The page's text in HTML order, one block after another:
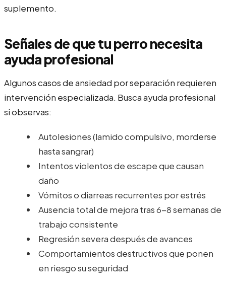
suplemento.
Señales de que tu perro necesita
ayuda profesional
Algunos casos de ansiedad por separación requieren
intervención especializada. Busca ayuda profesional
si observas:
Autolesiones (lamido compulsivo, morderse
hasta sangrar)
Intentos violentos de escape que causan
daño
Vómitos o diarreas recurrentes por estrés
Ausencia total de mejora tras 6-8 semanas de
trabajo consistente
Regresión severa después de avances
Comportamientos destructivos que ponen
en riesgo su seguridad